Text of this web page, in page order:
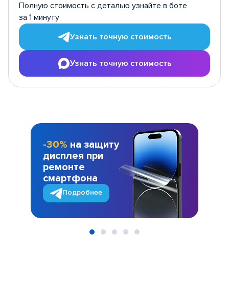
Полную стоимость с деталью узнайте в боте
за 1 минуту
Узнать точную стоимость
Узнать точную стоимость
-30% на защиту
дисплея при
ремонте
смартфона
Подробнее